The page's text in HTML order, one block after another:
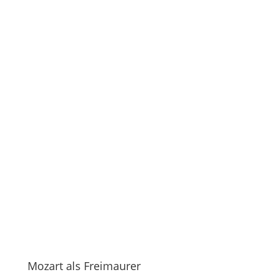
Mozart als Freimaurer